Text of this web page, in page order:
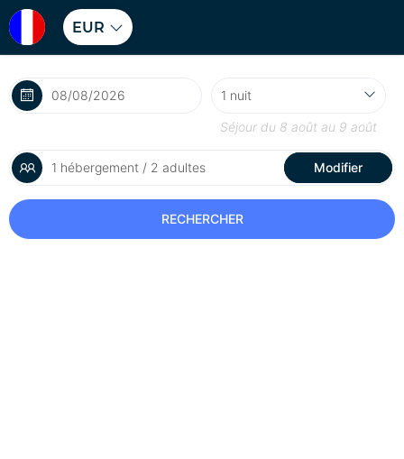
EUR
Séjour du 8 août au 9 août
1 hébergement / 2 adultes Modifier